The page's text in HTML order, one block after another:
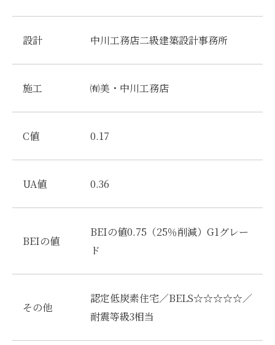
設計 中川工務店二級建築設計事務所
施工 ㈲美・中川工務店
C値 0.17
UA値 0.36
BEIの値
BEIの値0.75（25％削減）G1グレー
ド
その他
認定低炭素住宅／BELS☆☆☆☆☆／
耐震等級3相当